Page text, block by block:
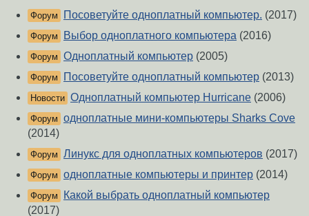
Форум Посоветуйте одноплатный компьютер. (2017)
Форум Выбор одноплатного компьютера (2016)
Форум Одноплатный компьютер (2005)
Форум Посоветуйте одноплатный компьютер (2013)
Новости Одноплатный компьютер Hurricane (2006)
Форум одноплатные мини-компьютеры Sharks Cove
(2014)
Форум Линукс для одноплатных компьютеров (2017)
Форум одноплатные компьютеры и принтер (2014)
Форум
Какой выбрать одноплатный компьютер
(2017)